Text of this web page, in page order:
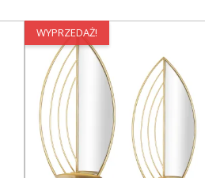
WYPRZEDAŻ!